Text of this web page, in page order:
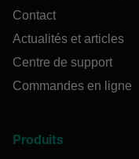
Contact
Actualités et articles
Centre de support
Commandes en ligne
Produits